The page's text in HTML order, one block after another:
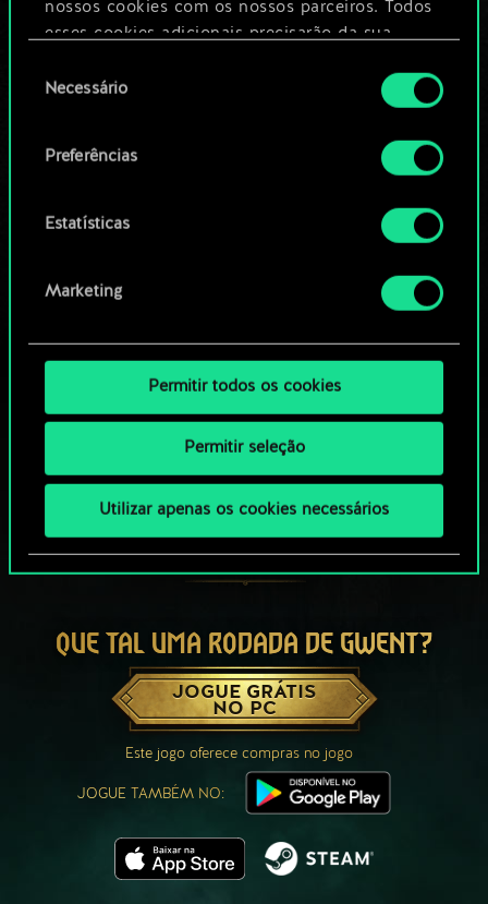
nossos cookies com os nossos parceiros. Todos
esses cookies adicionais precisarão da sua
Você encontrará todos os detalhes sobre o uso
de cookies e poderá ajustar as suas preferências
no menu "Configurações" abaixo.
deNecessário
Preferências
Estatísticas
Marketing
Permitir todos os cookies
Permitir seleção
Utilizar apenas os cookies necessários
comunidade
QUE TAL UMA RODADA DE GWENT?
JOGUE GRÁTIS
NO PC
Este jogo oferece compras no jogo
JOGUE TAMBÉM NO: